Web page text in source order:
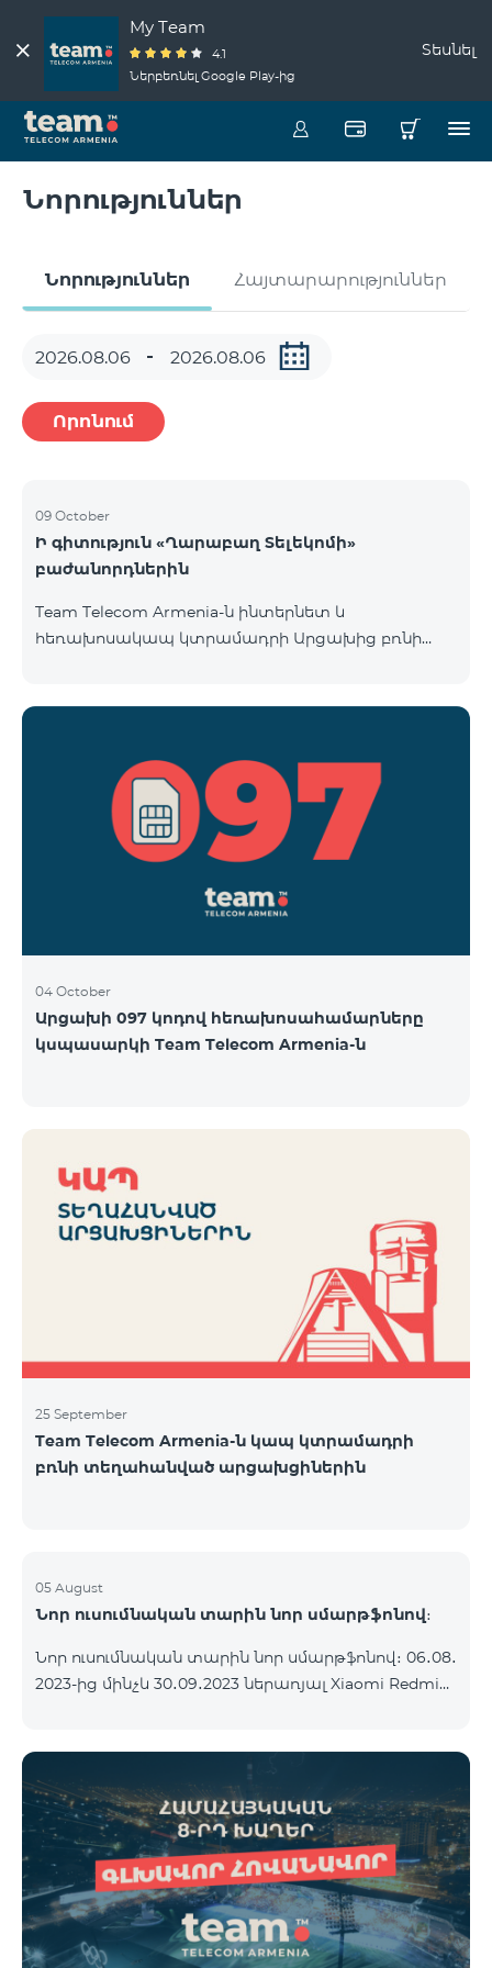
My Team
4.1
Ներբեռնել Google Play-ից
Տեսնել
Նորություններ
Նորություններ Հայտարարություններ
Որոնում
09 October
Ի գիտություն «Ղարաբաղ Տելեկոմի»
բաժանորդներին
Team Telecom Armenia-ն ինտերնետ և
հեռախոսակապ կտրամադրի Արցախից բռնի
համարվելու են «Բի ֆրի 097» սակագնային
փաթեթի բաժանորդ՝ համաձայնվելով
www.telecomarmenia.am կայքում զետեղված դրա
պայմաններին և հրապարակային օֆերտային։
բաժանորդները կօգտվեն «Բի ֆրի 097» հատո
04 October
Արցախի 097 կոդով հեռախոսահամարները
կսպասարկի Team Telecom Armenia-ն
25 September
Team Telecom Armenia-ն կապ կտրամադրի
բռնի տեղահանված արցախցիներին
05 August
Նոր ուսումնական տարին նոր սմարթֆոնով։
Նոր ուսումնական տարին նոր սմարթֆոնով։ 06․08․
2023-ից մինչև 30․09․2023 ներառյալ Xiaomi Redmi
և TeamTok հատուկ սակագնային փաթեթ` 1-ին
ամիսն անվճար: Սմարթֆոնը կարելի է ձեռք բերել
նաև ապառիկ՝ ամսական սկսած 1250 դրամից։
Ամսավճարին գումարվում է բանկի վճարը։
Սակագնային փաթեթի պայմաններին
ծանոթացեք ստորև։ Կանխավճարային
սակագնային փաթեթ teamtok Ամսական վճար
2500 Անսահմանափակ VIB